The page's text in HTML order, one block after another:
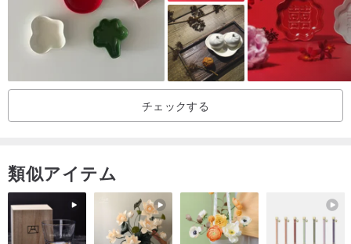
普段お使いになる際にも、器を一度濡らしてから使用することをお
勧めします。
産地日本 ハンドメイド
チェックする
類似アイテム